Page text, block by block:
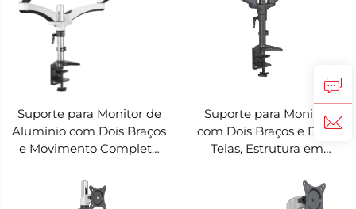
Suporte para Monitor de
Alumínio com Dois Braços
e Movimento Completo
Suporte para Monitor
com Dois Braços e Duas
Telas, Estrutura em
Múltiplos Ângulos V-
MOUNTS VM-FE122D